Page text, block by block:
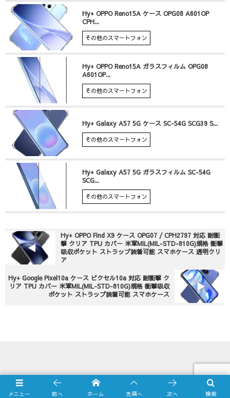
Hy+ OPPO Reno15A ケース OPG08 A601OP
CPH...
その他のスマートフォン
Hy+ OPPO Reno15A ガラスフィルム OPG08
A601OP...
その他のスマートフォン
Hy+ Galaxy A57 5G ケース SC-54G SCG39 S...
その他のスマートフォン
Hy+ Galaxy A57 5G ガラスフィルム SC-54G
SCG...
その他のスマートフォン
Hy+ OPPO Find X9 ケース OPG07 / CPH2797 対応 耐衝
撃 クリア TPU カバー 米軍MIL(MIL-STD-810G)規格 衝撃
吸収ポケット ストラップ装着可能 スマホケース 透明クリ
ア
Hy+ Google Pixel10a ケース ピクセル10a 対応 耐衝撃 ク
リア TPU カバー 米軍MIL(MIL-STD-810G)規格 衝撃吸収
ポケット ストラップ装着可能 スマホケース
Online Shop
メニュー 検索
前へ ホーム 先頭へ 次へ